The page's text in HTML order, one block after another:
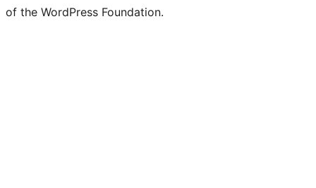
of the WordPress Foundation.